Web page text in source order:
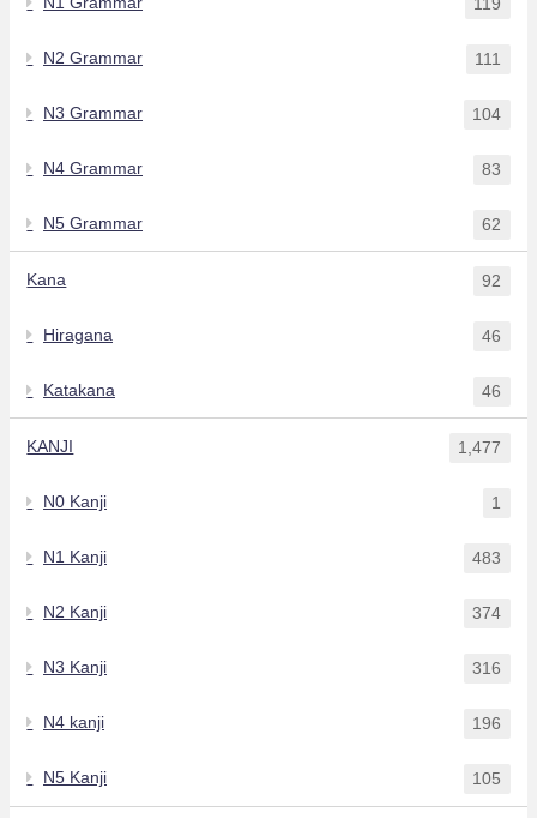
N2 Grammar 111
N3 Grammar 104
N4 Grammar 83
N5 Grammar 62
Kana 92
Hiragana 46
Katakana 46
KANJI 1,477
N0 Kanji 1
N1 Kanji 483
N2 Kanji 374
N3 Kanji 316
N4 kanji 196
N5 Kanji 105